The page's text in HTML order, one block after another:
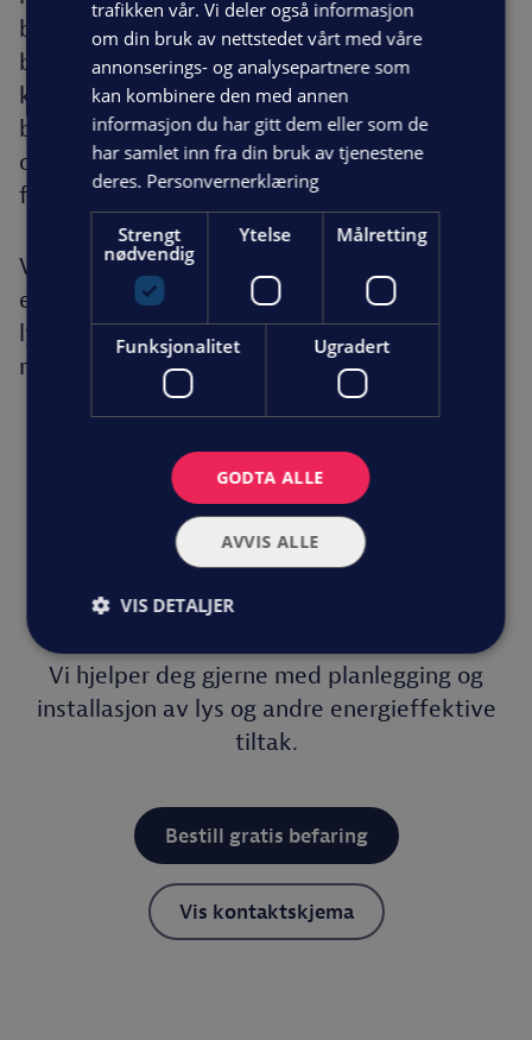
byggets arealer. Er du usikker på hva som
benyttes i deres bygg kan vi ta en titt, og
komme med anbefalinger til
belysningsalternativer som passer ditt bygg ,
og som er energieffektiv og følger de nye
forskriftene.
Vi kan også veilede dere i andre
energieffektiviserende løsninger, som
lysstyringssystemer, varmestyring, solceller
m.m.
Ønsker du hjelp med LED-
belysning?
Vi hjelper deg gjerne med planlegging og
installasjon av lys og andre energieffektive
tiltak.
Bestill gratis befaring
Vis kontaktskjema
trafikken vår. Vi deler også informasjon
om din bruk av nettstedet vårt med våre
annonserings- og analysepartnere som
kan kombinere den med annen
informasjon du har gitt dem eller som de
har samlet inn fra din bruk av tjenestene
deres. Personvernerklæring
Strengt
nødvendig
Ytelse Målretting
Funksjonalitet Ugradert
GODTA ALLE
AVVIS ALLE
VIS DETALJER